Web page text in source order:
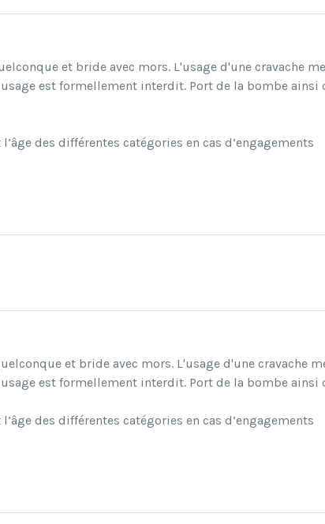
et bride avec mors. L'usage d'une cravache
est formellement interdit. Port de la bombe ainsi
des différentes catégories en cas d’engagements
et bride avec mors. L'usage d'une cravache
est formellement interdit. Port de la bombe ainsi
des différentes catégories en cas d’engagements